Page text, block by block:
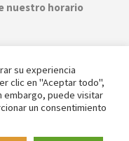
nuestro horario
su experiencia
clic en "Aceptar todo",
embargo, puede visitar
un consentimiento